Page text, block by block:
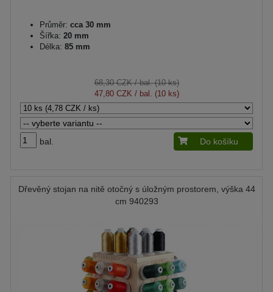
Průměr: cca 30 mm
Šířka: 20 mm
Délka: 85 mm
68,30 CZK/ bal. (10 ks)
47,80 CZK / bal. (10 ks)
bal. Do košíku
Dřevěný stojan na nitě otočný s úložným prostorem, výška 44
cm 940293